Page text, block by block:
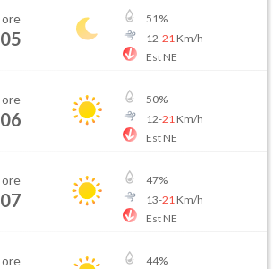
ore
05
51%
12-21 Km/h
Est NE
ore
06
50%
12-21 Km/h
Est NE
ore
07
47%
13-21 Km/h
Est NE
ore 44%